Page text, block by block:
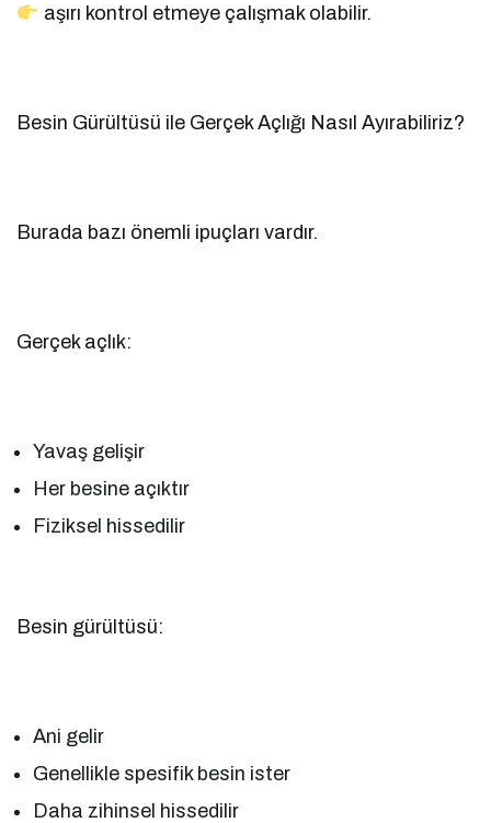
aşırı kontrol etmeye çalışmak olabilir.
Besin Gürültüsü ile Gerçek Açlığı Nasıl Ayırabiliriz?
Burada bazı önemli ipuçları vardır.
Gerçek açlık:
Yavaş gelişir
Her besine açıktır
Fiziksel hissedilir
Besin gürültüsü:
Ani gelir
Genellikle spesifik besin ister
Daha zihinsel hissedilir